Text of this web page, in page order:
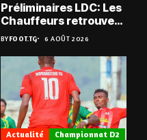
Préliminaires LDC: Les
Chauffeurs retrouvent
les Mimos
BYFOOT.TG 6 AOÛT 2026
Actualité Championnat D2